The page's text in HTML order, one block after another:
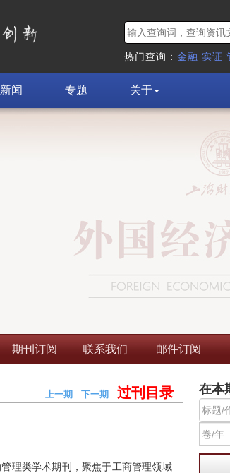
热门查询： 金融 实证
新闻 专题 关于
期刊订阅 联系我们 邮件订阅
上一期 下一期过刊目录
理类学术期刊，聚焦于工商管理领域
在本